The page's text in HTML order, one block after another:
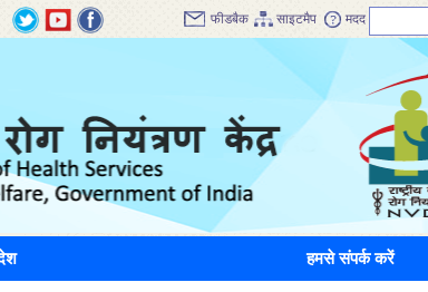
फीडबैक साइटमैप मदद
हमसे संपर्क करें